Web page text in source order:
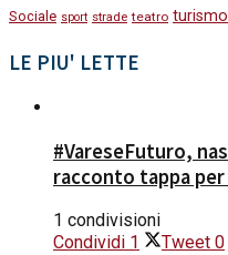
Sociale sport strade teatro turismo
LE PIU' LETTE
#VareseFuturo,
racconto tappa
1 condivisioni
Condividi 1 Tweet 0